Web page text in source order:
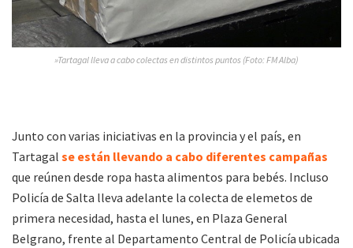
»Tartagal lleva a cabo colectas en distintos puntos (Foto: FM Alba)
Junto con varias iniciativas en la provincia y el país, en
Tartagal se están llevando a cabo diferentes campañas
que reúnen desde ropa hasta alimentos para bebés. Incluso
Policía de Salta lleva adelante la colecta de elemetos de
primera necesidad, hasta el lunes, en Plaza General
Belgrano, frente al Departamento Central de Policía ubicada